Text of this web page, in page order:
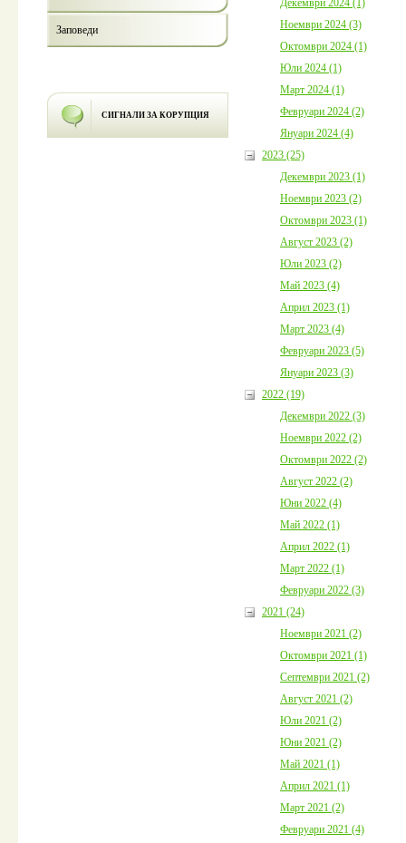
Заповеди
СИГНАЛИ ЗА КОРУПЦИЯ
Ноември 2024 (3)
Октомври 2024 (1)
Юли 2024 (1)
Март 2024 (1)
Февруари 2024 (2)
Януари 2024 (4)
2023 (25)
Декември 2023 (1)
Ноември 2023 (2)
Октомври 2023 (1)
Август 2023 (2)
Юли 2023 (2)
Май 2023 (4)
Април 2023 (1)
Март 2023 (4)
Февруари 2023 (5)
Януари 2023 (3)
2022 (19)
Декември 2022 (3)
Ноември 2022 (2)
Октомври 2022 (2)
Август 2022 (2)
Юни 2022 (4)
Май 2022 (1)
Април 2022 (1)
Март 2022 (1)
Февруари 2022 (3)
2021 (24)
Ноември 2021 (2)
Октомври 2021 (1)
Септември 2021 (2)
Август 2021 (2)
Юли 2021 (2)
Юни 2021 (2)
Май 2021 (1)
Април 2021 (1)
Март 2021 (2)
Февруари 2021 (4)